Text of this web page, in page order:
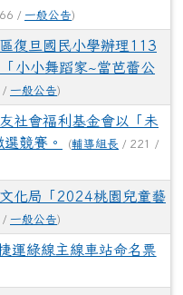
/ 一般公告)
復旦國民小學辦理113
小小舞蹈家~當芭蕾公
/ 一般公告)
社會福利基金會以「未
競賽。
(輔導組長 / 221 /
化局「2024桃園兒童藝
/ 一般公告)
運綠線主線車站命名票